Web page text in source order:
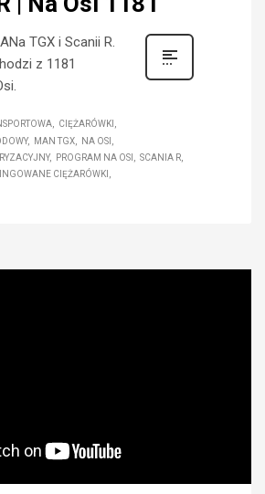
TGX i Scanii R.
z 1181
CIĘŻARÓWKI
MAN TGX
NA OSI
PROGRAM NA OSI
SCANIA R
CIĘŻARÓWKI